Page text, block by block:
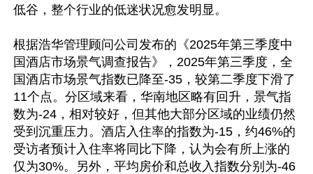
低谷，整个行业的低迷状况愈发明显。
根据浩华管理顾问公司发布的《2025年第三季度中
国酒店市场景气调查报告》，2025年第三季度，全
国酒店市场景气指数已降至-35，较第二季度下滑了
11个点。分区域来看，华南地区略有回升，景气指
数为-24，相对较好，但其他大部分区域的业绩仍然
受到沉重压力。酒店入住率的指数为-15，约46%的
受访者预计入住率将同比下降，认为会有所上涨的
仅为30%。另外，平均房价和总收入指数分别为-46